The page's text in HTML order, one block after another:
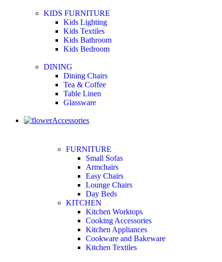
KIDS FURNITURE
Kids Lighting
Kids Textiles
Kids Bathroom
Kids Bedroom
DINING
Dining Chairs
Tea & Coffee
Table Linen
Glassware
Accessories
FURNITURE
Small Sofas
Armchairs
Easy Chairs
Lounge Chairs
Day Beds
KITCHEN
Kitchen Worktops
Cooking Accessories
Kitchen Appliances
Cookware and Bakeware
Kitchen Textiles